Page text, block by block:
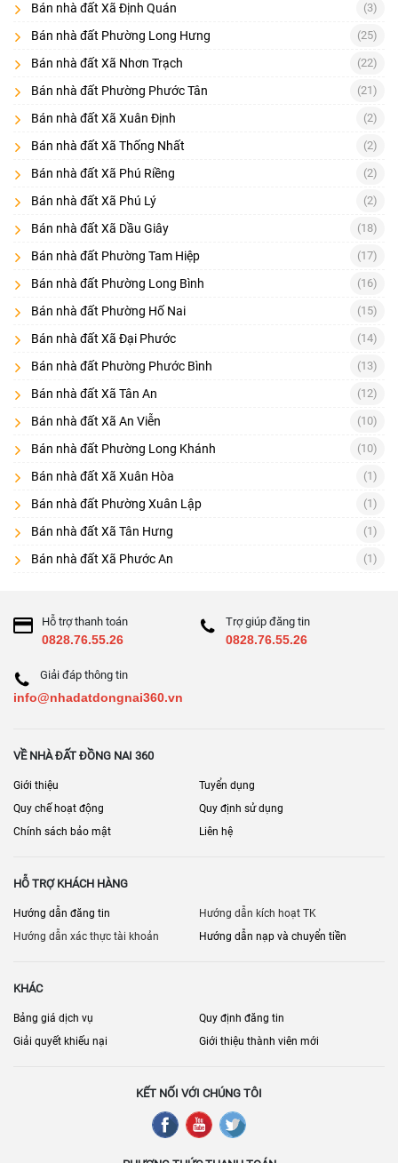
Vị trí
Biên Hòa New City nằm trên Quốc lộ 51, thuộc địa phận xã Phước
Tân - Tam Phước, TP. Biên Hòa, tỉnh Đồng Nai. Dự án nằm giữa 2
Quốc lộ 1A, ngay cửa ngõ khu Đông Sài Gòn, tiếp giáp các vùng
kinh tế trọng điểm như: Bình Dương, Tp.HCM, Bà Rịa Vũng Tàu và
nghệ cao quận 9, sân bay quốc tế Long Thành, khu đô thị Long
Hưng, bán đảo Cường Hưng,... Đặc biệt, dự án còn được bao bọc
bởi hệ thống sông Sài Gòn, sông Đồng Nai và các kênh sông lớn
nhỏ, tạo điều kiện thuận lợi cho kết nối giao thương, giao thông
đường sông và phát triển các khu du lịch.
- 6km đến trung tâm Biên Hòa
- 8km đến khu công nghệ cao Quận 9
- 1.5km đến tuyến metro Bến thành – Biên Hòa
Bán nhà đất Xã Định Quán (3)
Bán nhà đất Phường Long Hưng (25)
Bán nhà đất Xã Nhơn Trạch (22)
Bán nhà đất Phường Phước Tân (21)
Bán nhà đất Xã Xuân Định (2)
Bán nhà đất Xã Thống Nhất (2)
Bán nhà đất Xã Phú Riềng (2)
Bán nhà đất Xã Phú Lý (2)
Bán nhà đất Xã Dầu Giây (18)
Bán nhà đất Phường Tam Hiệp (17)
Bán nhà đất Phường Long Bình (16)
Bán nhà đất Phường Hố Nai (15)
Bán nhà đất Xã Đại Phước (14)
Bán nhà đất Phường Phước Bình (13)
Bán nhà đất Xã Tân An (12)
Bán nhà đất Xã An Viễn (10)
Bán nhà đất Phường Long Khánh (10)
Bán nhà đất Xã Xuân Hòa (1)
Bán nhà đất Phường Xuân Lập (1)
Bán nhà đất Xã Tân Hưng (1)
Bán nhà đất Xã Phước An (1)
Hỗ trợ thanh toán
0828.76.55.26
Trợ giúp đăng tin
0828.76.55.26
Giải đáp thông tin
info@nhadatdongnai360.vn
VỀ NHÀ ĐẤT ĐỒNG NAI 360
Giới thiệu
Tuyển dụng
Quy chế hoạt động
Quy định sử dụng
Chính sách bảo mật
Liên hệ
HỖ TRỢ KHÁCH HÀNG
Hướng dẫn đăng tin
Hướng dẫn kích hoạt TK
Hướng dẫn xác thực tài khoản
Hướng dẫn nạp và chuyển tiền
KHÁC
Bảng giá dịch vụ
Quy định đăng tin
Giải quyết khiếu nại
Giới thiệu thành viên mới
KẾT NỐI VỚI CHÚNG TÔI